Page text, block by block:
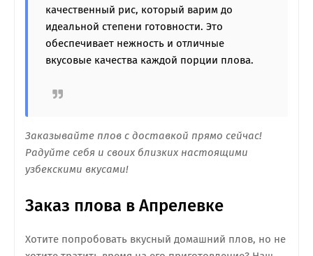
качественный рис, который варим до
идеальной степени готовности. Это
обеспечивает нежность и отличные
вкусовые качества каждой порции плова.
Заказывайте плов с доставкой прямо сейчас!
Радуйте себя и своих близких настоящими
узбекскими вкусами!
Заказ плова в Апрелевке
Хотите попробовать вкусный домашний плов, но не